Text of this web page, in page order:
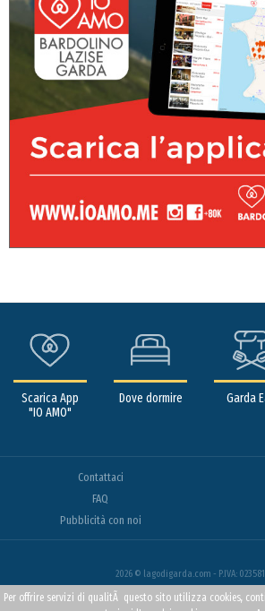
Scarica App
"IO AMO"
Dove dormire Garda
Contattaci
FAQ
Pubblicità con noi
2026 © lagodigarda.com - P.IVA:
Per offrire servizi di qualitÃ questo sito utilizza cookies,